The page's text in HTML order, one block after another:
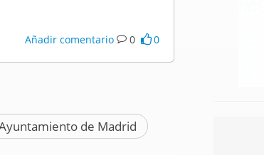
Añadir comentario 0 0
de Madrid